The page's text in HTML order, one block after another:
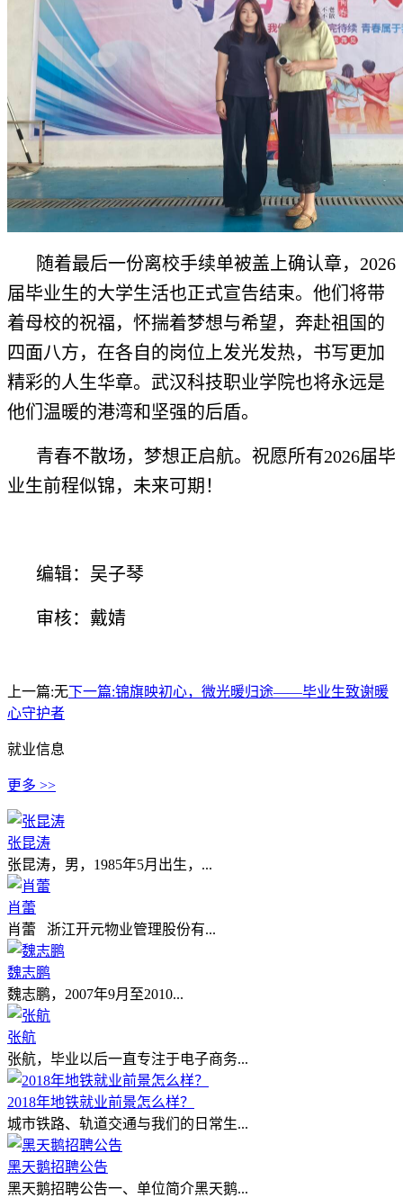
随着最后一份离校手续单被盖上确认章，2026
届毕业生的大学生活也正式宣告结束。他们将带
着母校的祝福，怀揣着梦想与希望，奔赴祖国的
四面八方，在各自的岗位上发光发热，书写更加
精彩的人生华章。武汉科技职业学院也将永远是
他们温暖的港湾和坚强的后盾。
青春不散场，梦想正启航。祝愿所有2026届毕
业生前程似锦，未来可期！
编辑：吴子琴
审核：戴婧
上一篇:无下一篇:锦旗映初心，微光暖归途——毕业生致谢暖
心守护者
就业信息
更多 >>
张昆涛
张昆涛，男，1985年5月出生，...
肖蕾
肖蕾 浙江开元物业管理股份有...
魏志鹏
魏志鹏，2007年9月至2010...
张航
张航，毕业以后一直专注于电子商务...
2018年地铁就业前景怎么样？
城市铁路、轨道交通与我们的日常生...
黑天鹅招聘公告
黑天鹅招聘公告一、单位简介黑天鹅...